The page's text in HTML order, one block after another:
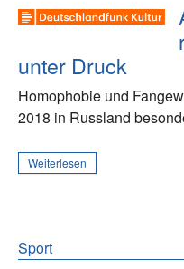
unter Druck
Homophobie und
2018 in Russland
Weiterlesen
Sport